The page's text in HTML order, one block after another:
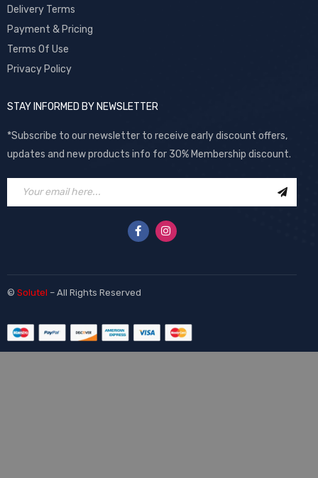
Delivery Terms
Payment & Pricing
Terms Of Use
Privacy Policy
STAY INFORMED BY NEWSLETTER
*Subscribe to our newsletter to receive early discount offers,
updates and new products info for 30% Membership discount.
© Solutel – All Rights Reserved